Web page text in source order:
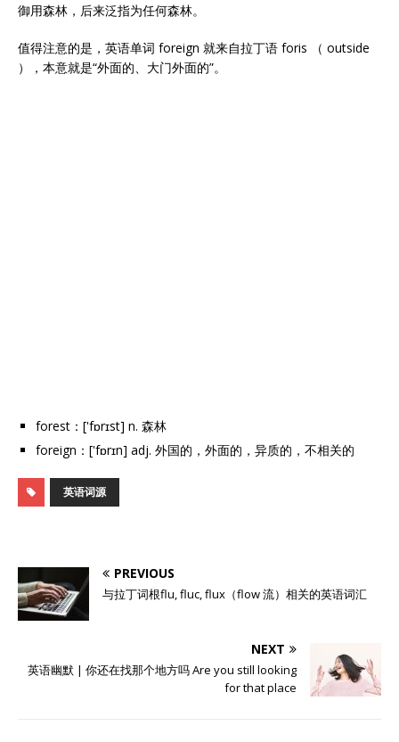
御用森林，后来泛指为任何森林。
值得注意的是，英语单词 foreign 就来自拉丁语 foris （ outside
），本意就是“外面的、大门外面的”。
forest：['fɒrɪst] n. 森林
foreign：['fɒrɪn] adj. 外国的，外面的，异质的，不相关的
英语词源
PREVIOUS
与拉丁词根flu, fluc, flux（flow 流）相关的英语词汇
NEXT
英语幽默 | 你还在找那个地方吗 Are you still looking
for that place